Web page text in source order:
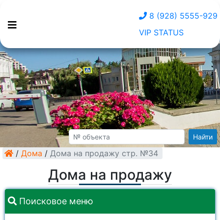
8 (928) 5555-929
VIP STATUS
Найти
/ Дома / Дома на продажу стр. №34
Дома на продажу
Поисковое меню